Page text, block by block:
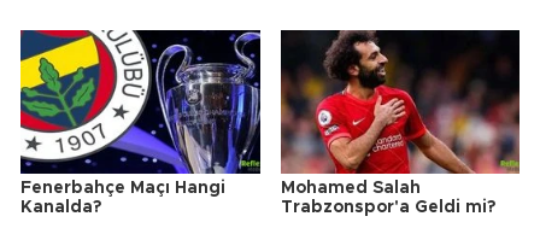
Fenerbahçe Maçı Hangi
Kanalda?
Mohamed Salah
Trabzonspor'a Geldi mi?